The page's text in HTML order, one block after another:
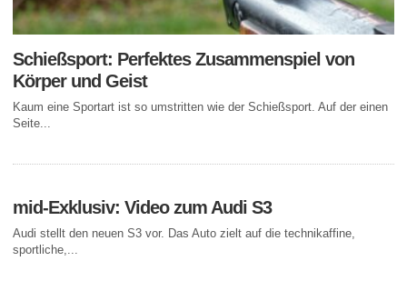
Schießsport: Perfektes Zusammenspiel von
Körper und Geist
Kaum eine Sportart ist so umstritten wie der Schießsport. Auf der einen
Seite...
mid-Exklusiv: Video zum Audi S3
Audi stellt den neuen S3 vor. Das Auto zielt auf die technikaffine,
sportliche,...